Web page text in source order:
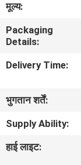
कारखाना
दौरा
गुणवत्ता
नियंत्रण
हमसे
संपर्क
मूल्य:
Packaging
Details:
Delivery Time:
भुगतान शर्तें:
Supply Ability:
हाई लाइट: